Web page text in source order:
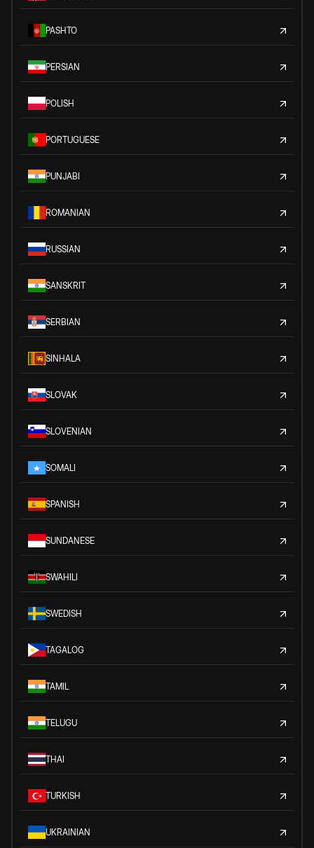
PASHTO
PERSIAN
POLISH
PORTUGUESE
PUNJABI
ROMANIAN
RUSSIAN
SANSKRIT
SERBIAN
SINHALA
SLOVAK
SLOVENIAN
SOMALI
SPANISH
SUNDANESE
SWAHILI
SWEDISH
TAGALOG
TAMIL
TELUGU
THAI
TURKISH
UKRAINIAN